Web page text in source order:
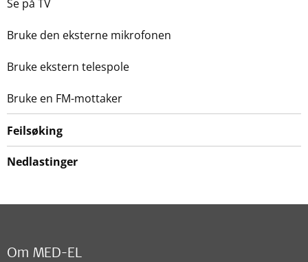
Se på TV
Bruke den eksterne mikrofonen
Bruke ekstern telespole
Bruke en FM-mottaker
Feilsøking
Nedlastinger
Om MED-EL